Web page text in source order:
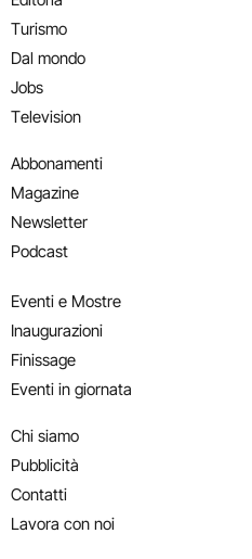
Turismo
Dal mondo
Jobs
Television
Abbonamenti
Magazine
Newsletter
Podcast
Eventi e Mostre
Inaugurazioni
Finissage
Eventi in giornata
Chi siamo
Pubblicità
Contatti
Lavora con noi